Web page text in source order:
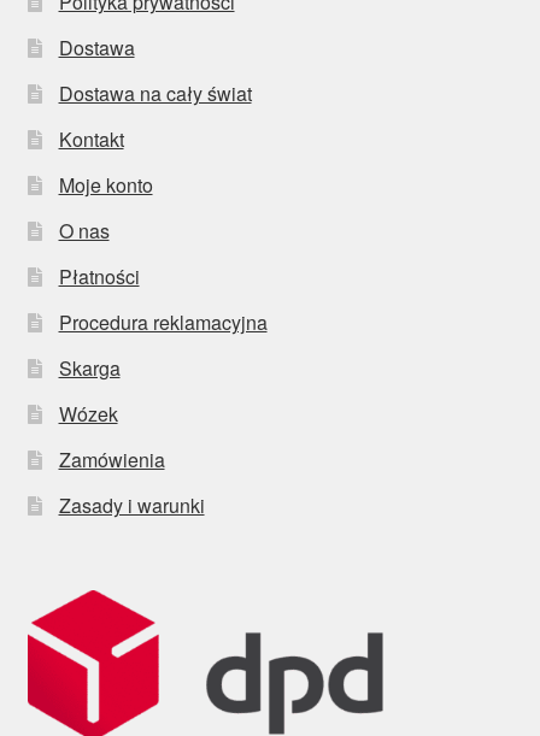
Dostawa
Dostawa na cały świat
Kontakt
Moje konto
O nas
Płatności
Procedura reklamacyjna
Skarga
Wózek
Zamówienia
Zasady i warunki